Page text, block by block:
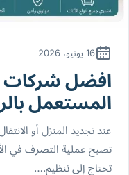
16 يونيو، 2026
افضل شركات
المستعمل
عند تجديد المنزل أو
تصبح عملية التصرف في
تحتاج إلى تنظيم.…